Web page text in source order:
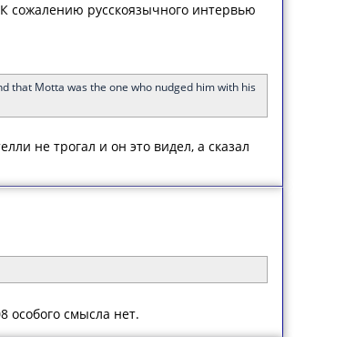
сожалению русскоязычного интервью
that Motta was the one who nudged him with his
не трогал и он это видел, а сказал
особого смысла нет.